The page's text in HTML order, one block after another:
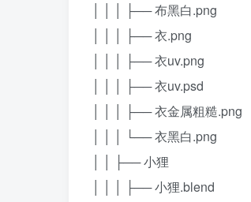
│ │ │ ├── 布黑白.png
│ │ │ ├── 衣.png
│ │ │ ├── 衣uv.png
│ │ │ ├── 衣uv.psd
│ │ │ ├── 衣金属粗糙.png
│ │ │ └── 衣黑白.png
│ │ ├── 小狸
│ │ │ ├── 小狸.blend